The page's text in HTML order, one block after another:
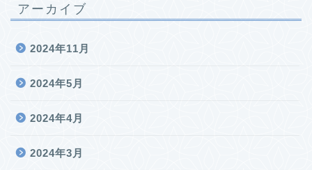
アーカイブ
2024年11月
2024年5月
2024年4月
2024年3月